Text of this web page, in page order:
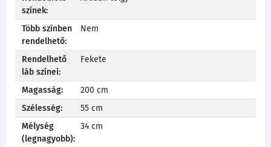
színek:
Több színben
rendelhető:
Nem
Rendelhető
láb színei:
Fekete
Magasság:
200 cm
Szélesség:
55 cm
Mélység
(legnagyobb):
34 cm